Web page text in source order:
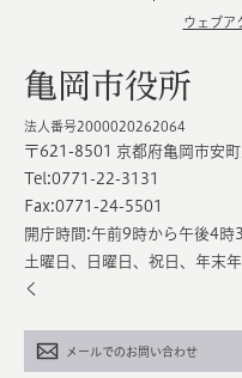
ウェブア
亀岡市役所
法人番号2000020262064
〒621-8501 京都府亀岡市安
Tel:0771-22-3131
Fax:0771-24-5501
開庁時間:午前9時から午後4時
土曜日、日曜日、祝日、年末
く
メールでのお問い合わせ